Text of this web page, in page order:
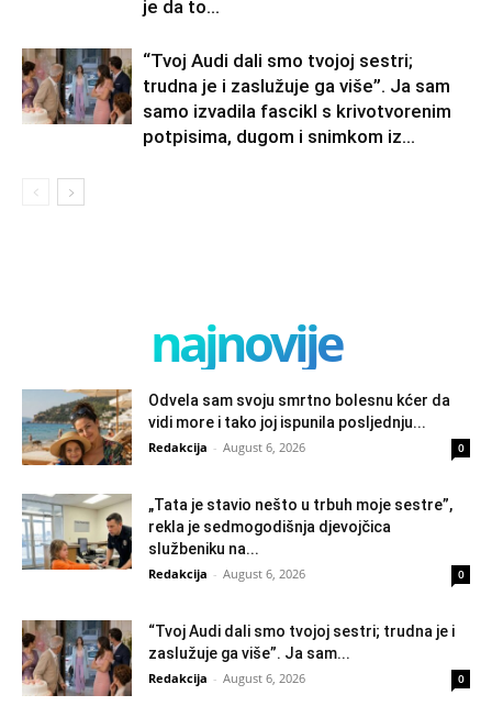
je da to...
“Tvoj Audi dali smo tvojoj sestri;
trudna je i zaslužuje ga više”. Ja sam
samo izvadila fascikl s krivotvorenim
potpisima, dugom i snimkom iz...
najnovije
Odvela sam svoju smrtno bolesnu kćer da
vidi more i tako joj ispunila posljednju...
Redakcija - August 6, 2026 0
„Tata je stavio nešto u trbuh moje sestre”,
rekla je sedmogodišnja djevojčica
službeniku na...
Redakcija - August 6, 2026 0
“Tvoj Audi dali smo tvojoj sestri; trudna je i
zaslužuje ga više”. Ja sam...
Redakcija - August 6, 2026 0